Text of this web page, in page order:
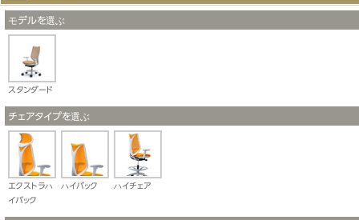
モデルを選ぶ
スタンダード
チェアタイプを選ぶ
エクストラハ
イバック
ハイバック ハイチェア